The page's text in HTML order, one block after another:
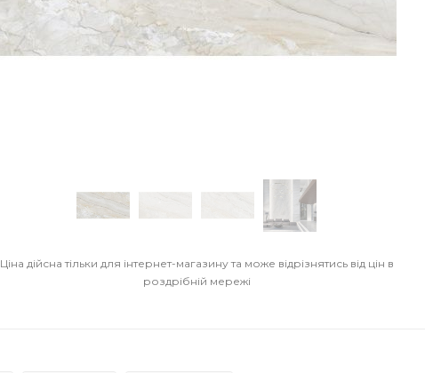
Ціна дійсна тільки для інтернет-магазину та може відрізнятись від цін в
роздрібній мережі